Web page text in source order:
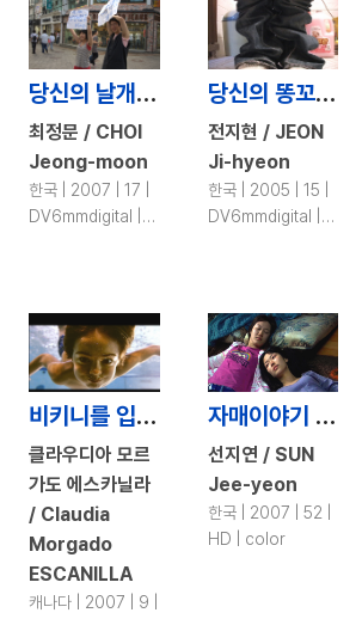
당신의 날개 / Your Wings
최정문 / CHOI
Jeong-moon
한국 | 2007 | 17 |
DV6mmdigital |
당신의 똥꼬는 안녕하세요? / Say Hello to Your Anus
전지현 / JEON
Ji-hyeon
한국 | 2005 | 15 |
DV6mmdigital |
비키니를 입지 않은 소녀 / No Bikini
클라우디아 모르
가도 에스카닐라
/ Claudia
Morgado
ESCANILLA
캐나다 | 2007 | 9 |
자매이야기 / My Sister
선지연 / SUN
Jee-yeon
한국 | 2007 | 52 |
HD | color